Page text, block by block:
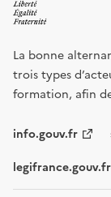
La bonne
trois types
formation, afin
info.gouv.fr
legifrance.gouv.fr